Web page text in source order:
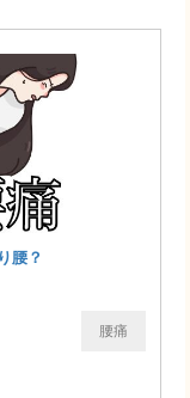
腰？
腰痛